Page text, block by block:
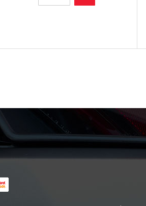
ulja